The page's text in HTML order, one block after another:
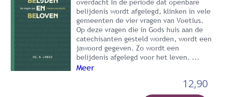
belijdenis wordt afgelegd, klinken in vele
gemeenten de vier vragen van Voetius.
Op deze vragen die in Gods huis aan de
catechisanten gesteld worden, wordt een
jawoord gegeven. Zo wordt een
belijdenis afgelegd voor het leven. ...
Meer
12,90